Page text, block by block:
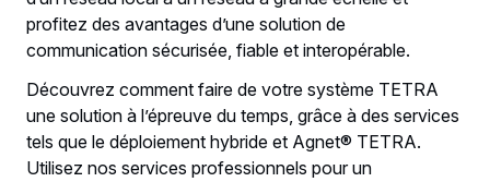
profitez des avantages d’une solution de
communication sécurisée, fiable et interopérable.
Découvrez comment faire de votre système TETRA
une solution à l’épreuve du temps, grâce à des services
tels que le déploiement hybride et Agnet® TETRA.
Utilisez nos services professionnels pour un